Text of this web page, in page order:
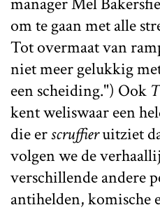
om te gaan met alle
Tot overmaat van
niet meer gelukkig
een scheiding.") Ook
kent weliswaar een
die erscruffieruitziet
volgen we de
verschillende andere
antihelden, komische